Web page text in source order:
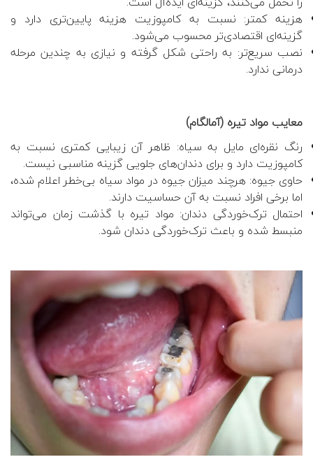
هزینه کمتر: نسبت به کامپوزیت هزینه پایین‌تری دارد و
گزینه‌ای اقتصادی‌تر محسوب می‌شود.
نصب سریع‌تر: به راحتی شکل گرفته و نیازی به چندین مرحله
درمانی ندارد.
معایب مواد تیره (آمالگام)
رنگ نقره‌ای مایل به سیاه: ظاهر آن زیبایی کمتری نسبت به
کامپوزیت دارد و برای دندان‌های جلویی گزینه مناسبی نیست.
حاوی جیوه: هرچند میزان جیوه در مواد سیاه بی‌خطر اعلام شده،
اما برخی افراد نسبت به آن حساسیت دارند.
احتمال ترک‌خوردگی دندان: مواد تیره با گذشت زمان می‌تواند
منبسط شده و باعث ترک‌خوردگی دندان شود.